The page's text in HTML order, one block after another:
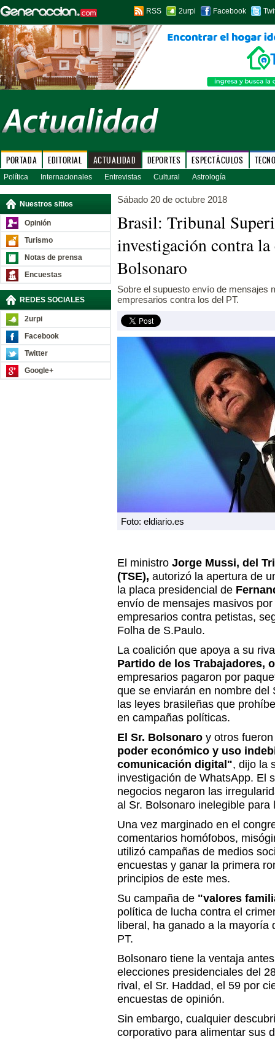
RSS 2urpi Facebook
PORTADA EDITORIAL ACTUALIDAD DEPORTES ESPECTÁCULOS
Política Internacionales Entrevistas Cultural Astrología
Nuestros sitios
Opinión
Turismo
Notas de prensa
Encuestas
REDES SOCIALES
2urpi
Facebook
Twitter
Google+
Sábado 20 de octubre 2018
Brasil: Tribunal
investigación contra la
Bolsonaro
Sobre el supuesto envío de mensajes
empresarios contra los del PT.
Foto: eldiario.es
El ministro Jorge Mussi, del
(TSE), autorizó la apertura de
la placa presidencial de
envío de mensajes masivos por
empresarios contra petistas,
Folha de S.Paulo.
La coalición que apoya a su
Partido de los Trabajadores,
empresarios pagaron por
que se enviarán en nombre del
las leyes brasileñas que
en campañas políticas.
El Sr. Bolsonaro y otros
poder económico y uso
comunicación digital", dijo la
investigación de WhatsApp. El
negocios negaron las
al Sr. Bolsonaro inelegible
Una vez marginado en el
comentarios homófobos,
utilizó campañas de medios
encuestas y ganar la primera
principios de este mes.
Su campaña de "valores
política de lucha contra el
liberal, ha ganado a la
PT.
Bolsonaro tiene la ventaja
elecciones presidenciales del
rival, el Sr. Haddad, el 59 por
encuestas de opinión.
Sin embargo, cualquier
corporativo para alimentar sus